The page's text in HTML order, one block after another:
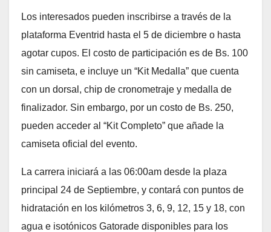
Los interesados pueden inscribirse a través de la
plataforma Eventrid hasta el 5 de diciembre o hasta
agotar cupos. El costo de participación es de Bs. 100
sin camiseta, e incluye un “Kit Medalla” que cuenta
con un dorsal, chip de cronometraje y medalla de
finalizador. Sin embargo, por un costo de Bs. 250,
pueden acceder al “Kit Completo” que añade la
camiseta oficial del evento.
La carrera iniciará a las 06:00am desde la plaza
principal 24 de Septiembre, y contará con puntos de
hidratación en los kilómetros 3, 6, 9, 12, 15 y 18, con
agua e isotónicos Gatorade disponibles para los